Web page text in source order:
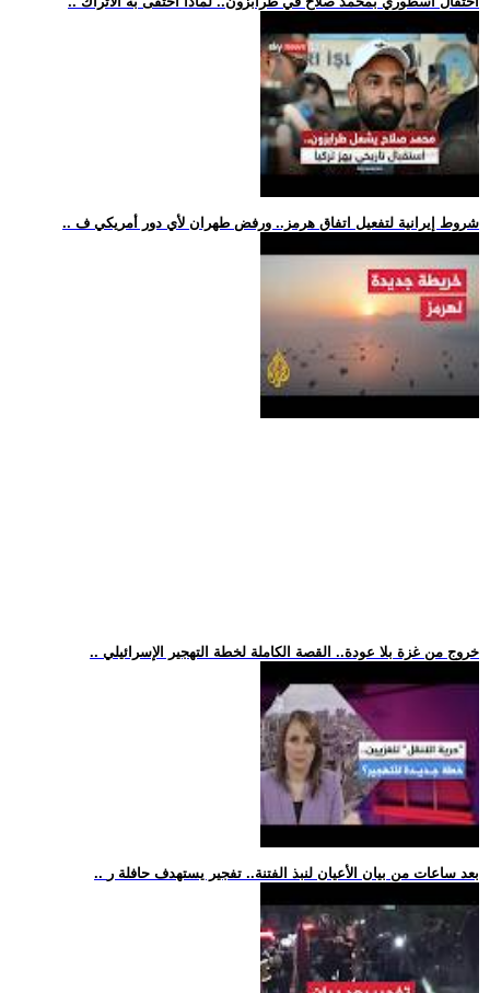
.. شروط إيرانية لتفعيل اتفاق هرمز.. ورفض طهران لأي دور أمريكي ف
.. خروج من غزة بلا عودة.. القصة الكاملة لخطة التهجير الإسرائيلي
.. بعد ساعات من بيان الأعيان لنبذ الفتنة.. تفجير يستهدف حافلة ر